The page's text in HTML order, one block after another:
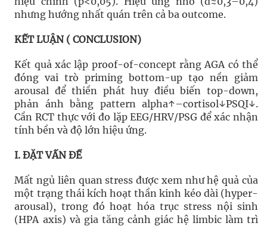
nhưng hướng nhất quán trên cả ba outcome.
KẾT LUẬN ( CONCLUSION)
Kết quả xác lập proof-of-concept rằng AGA có thể
đóng vai trò priming bottom-up tạo nền giảm
arousal để thiền phát huy điều biến top-down,
phản ánh bằng pattern alpha↑–cortisol↓PSQI↓.
Cần RCT thực với đo lặp EEG/HRV/PSG để xác nhận
tính bền và độ lớn hiệu ứng.
I. ĐẶT VẤN ĐỀ
Mất ngủ liên quan stress được xem như hệ quả của
một trạng thái kích hoạt thần kinh kéo dài (hyper-
arousal), trong đó hoạt hóa trục stress nội sinh
(HPA axis) và gia tăng cảnh giác hệ limbic làm trì